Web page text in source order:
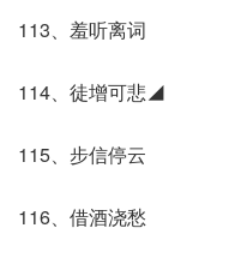
113、羞听离词
114、徒增可悲◢
115、步信停云
116、借酒浇愁